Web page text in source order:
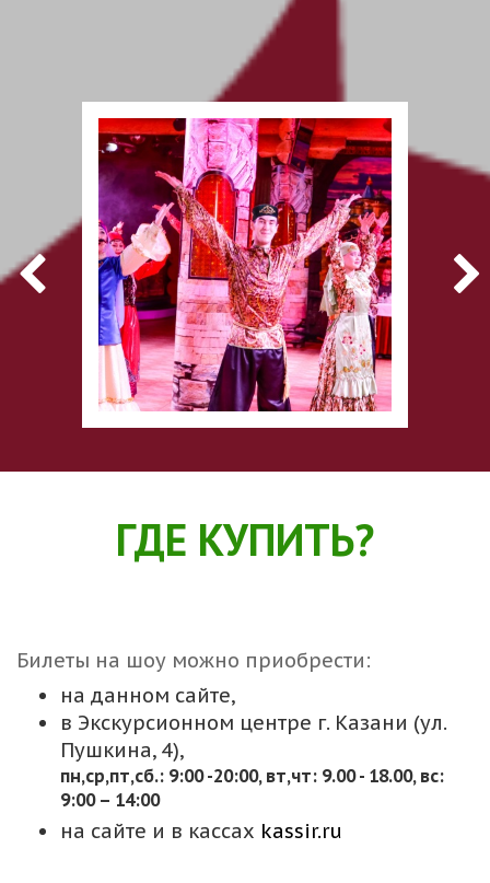
ГДЕ КУПИТЬ?
Билеты на шоу можно приобрести:
на данном сайте,
в Экскурсионном центре г. Казани (ул.
Пушкина, 4),
пн,cр,пт,сб.: 9:00 -20:00, вт,чт: 9.00 - 18.00, вс:
9:00 – 14:00
на сайте и в кассах kassir.ru